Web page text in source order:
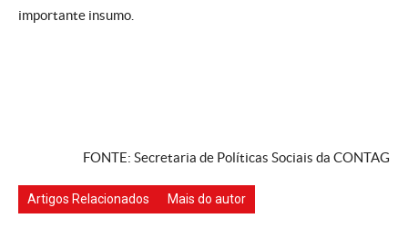
importante insumo.
FONTE: Secretaria de Políticas Sociais da CONTAG
Artigos Relacionados Mais do autor